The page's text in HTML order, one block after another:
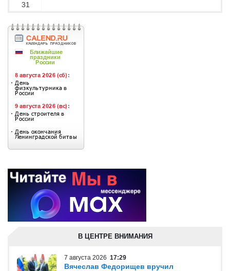
31
В ЦЕНТРЕ ВНИМАНИЯ
7 августа 2026 17:29
Вячеслав Федорищев вручил